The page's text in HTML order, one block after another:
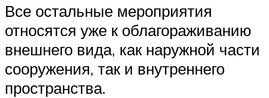
Все остальные мероприятия
относятся уже к облагораживанию
внешнего вида, как наружной части
сооружения, так и внутреннего
пространства.